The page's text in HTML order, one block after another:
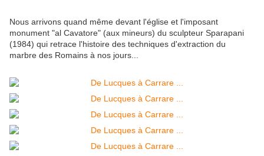
Nous arrivons quand même devant l'église et l'imposant
monument "al Cavatore" (aux mineurs) du sculpteur Sparapani
(1984) qui retrace l'histoire des techniques d'extraction du
marbre des Romains à nos jours...